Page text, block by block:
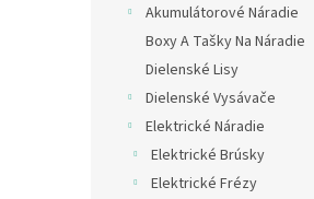
Akumulátorové Náradie
Boxy A Tašky Na Náradie
Dielenské Lisy
Dielenské Vysávače
Elektrické Náradie
Elektrické Brúsky
Elektrické Frézy